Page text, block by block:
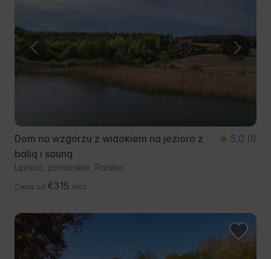
Dom na wzgórzu z widokiem na jezioro z
balią i sauną
5.0 (1)
Lipnica, pomorskie, Polska
Cena od €315 /noc